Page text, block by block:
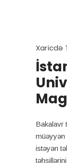
Xaricdə
Bakalavr
müəyyən
istəyən